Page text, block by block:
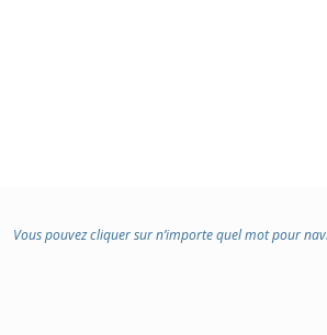
Vous pouvez cliquer sur n’importe quel mot pour